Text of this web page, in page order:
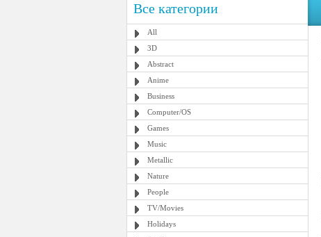
Все категории
All
3D
Abstract
Anime
Business
Computer/OS
Games
Music
Metallic
Nature
People
TV/Movies
Holidays